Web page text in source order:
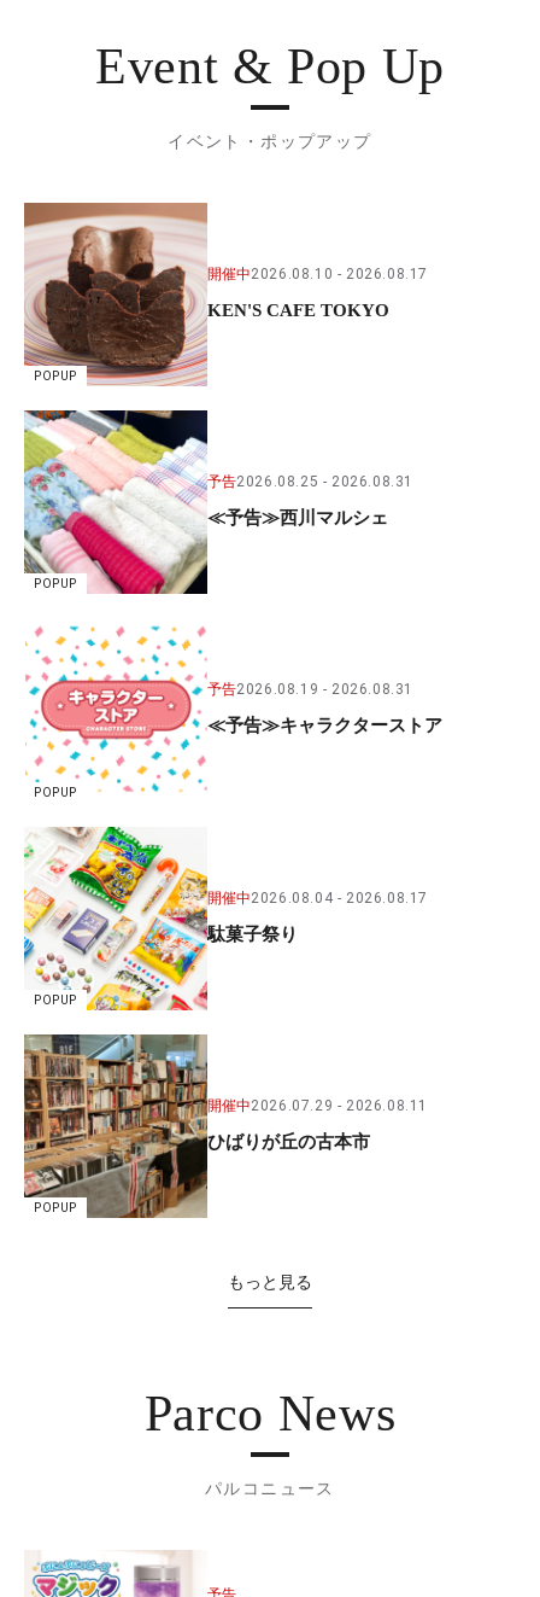
Event & Pop Up
イベント・ポップアップ
POPUP
開催中2026.08.10 2026.08.17
KEN'S CAFE TOKYO
POPUP
予告2026.08.25 2026.08.31
≪予告≫西川マルシェ
POPUP
予告2026.08.19 2026.08.31
≪予告≫キャラクターストア
POPUP
開催中2026.08.04 2026.08.17
駄菓子祭り
POPUP
開催中2026.07.29 2026.08.11
ひばりが丘の古本市
もっと見る
Parco News
パルコニュース